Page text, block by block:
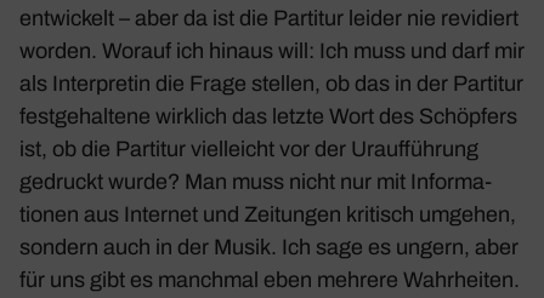
ent­wi­ckelt – aber da ist die Partitur leider nie revi­diert
worden. Worauf ich hinaus will: Ich muss und darf mir
als Inter­pretin die Frage stellen, ob das in der Partitur
fest­ge­hal­tene wirk­lich das letzte Wort des Schöp­fers
ist, ob die Partitur viel­leicht vor der Urauf­füh­rung
gedruckt wurde? Man muss nicht nur mit Infor­ma­
tionen aus Internet und Zeitungen kritisch umgehen,
sondern auch in der Musik. Ich sage es ungern, aber
für uns gibt es manchmal eben mehrere Wahr­heiten.